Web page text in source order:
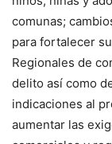
comunas;
para fortalecer
Regionales de
delito así como
indicaciones al
aumentar las